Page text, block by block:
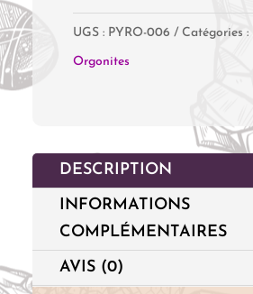
Fleur
de
Pentacle
-
Quartz
Rose
&
UGS : PYRO-006 Catégories :
Orgonites
DESCRIPTION
INFORMATIONS
COMPLÉMENTAIRES
AVIS (0)